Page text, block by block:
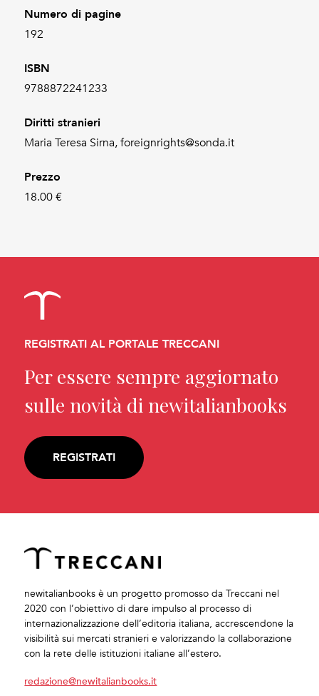
Numero di pagine
192
ISBN
9788872241233
Diritti stranieri
Maria Teresa Sirna, foreignrights@sonda.it
Prezzo
18.00 €
REGISTRATI AL PORTALE TRECCANI
Per essere sempre aggiornato
sulle novità di newitalianbooks
REGISTRATI
newitalianbooks è un progetto promosso da Treccani nel
2020 con l’obiettivo di dare impulso al processo di
internazionalizzazione dell’editoria italiana, accrescendone la
visibilità sui mercati stranieri e valorizzando la collaborazione
con la rete delle istituzioni italiane all’estero.
redazione@newitalianbooks.it